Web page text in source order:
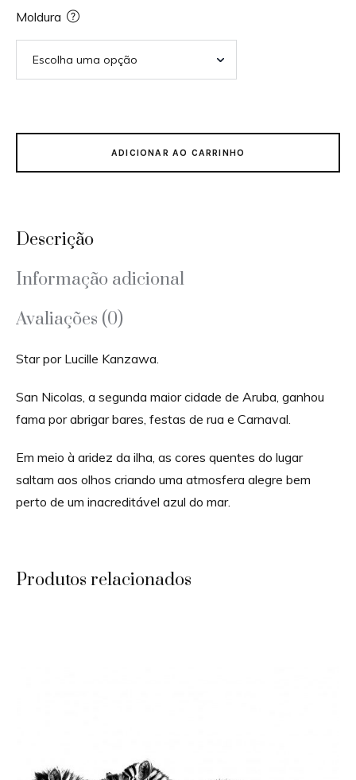
Moldura
ADICIONAR AO CARRINHO
Descrição
Informação adicional
Avaliações (0)
Star por Lucille Kanzawa.
San Nicolas, a segunda maior cidade de Aruba, ganhou
fama por abrigar bares, festas de rua e Carnaval.
Em meio à aridez da ilha, as cores quentes do lugar
saltam aos olhos criando uma atmosfera alegre bem
perto de um inacreditável azul do mar.
Produtos relacionados